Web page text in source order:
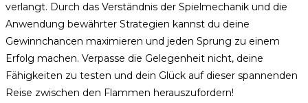
verlangt. Durch das Verständnis der Spielmechanik und die
Anwendung bewährter Strategien kannst du deine
Gewinnchancen maximieren und jeden Sprung zu einem
Erfolg machen. Verpasse die Gelegenheit nicht, deine
Fähigkeiten zu testen und dein Glück auf dieser spannenden
Reise zwischen den Flammen herauszufordern!